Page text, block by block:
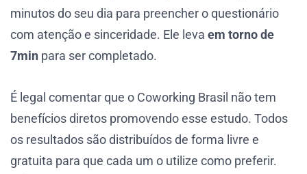
minutos do seu dia para preencher o questionário
com atenção e sinceridade. Ele leva em torno de
7min para ser completado.
É legal comentar que o Coworking Brasil não tem
benefícios diretos promovendo esse estudo. Todos
os resultados são distribuídos de forma livre e
gratuita para que cada um o utilize como preferir.